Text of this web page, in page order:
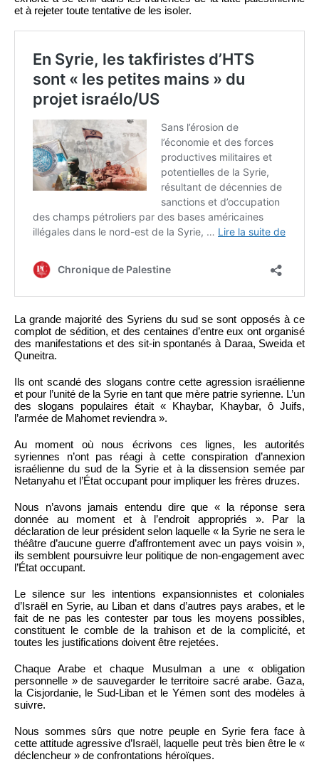
et à rejeter toute tentative de les isoler.
La grande majorité des Syriens du sud se sont opposés à ce
complot de sédition, et des centaines d’entre eux ont organisé
des manifestations et des sit-in spontanés à Daraa, Sweida et
Quneitra.
Ils ont scandé des slogans contre cette agression israélienne
et pour l’unité de la Syrie en tant que mère patrie syrienne. L’un
des slogans populaires était « Khaybar, Khaybar, ô Juifs,
l’armée de Mahomet reviendra ».
Au moment où nous écrivons ces lignes, les autorités
syriennes n’ont pas réagi à cette conspiration d’annexion
israélienne du sud de la Syrie et à la dissension semée par
Netanyahu et l’État occupant pour impliquer les frères druzes.
Nous n’avons jamais entendu dire que « la réponse sera
donnée au moment et à l’endroit appropriés ». Par la
déclaration de leur président selon laquelle « la Syrie ne sera le
théâtre d’aucune guerre d’affrontement avec un pays voisin »,
ils semblent poursuivre leur politique de non-engagement avec
l’État occupant.
Le silence sur les intentions expansionnistes et coloniales
d’Israël en Syrie, au Liban et dans d’autres pays arabes, et le
fait de ne pas les contester par tous les moyens possibles,
constituent le comble de la trahison et de la complicité, et
toutes les justifications doivent être rejetées.
Chaque Arabe et chaque Musulman a une « obligation
personnelle » de sauvegarder le territoire sacré arabe. Gaza,
la Cisjordanie, le Sud-Liban et le Yémen sont des modèles à
suivre.
Nous sommes sûrs que notre peuple en Syrie fera face à
cette attitude agressive d’Israël, laquelle peut très bien être le «
déclencheur » de confrontations héroïques.